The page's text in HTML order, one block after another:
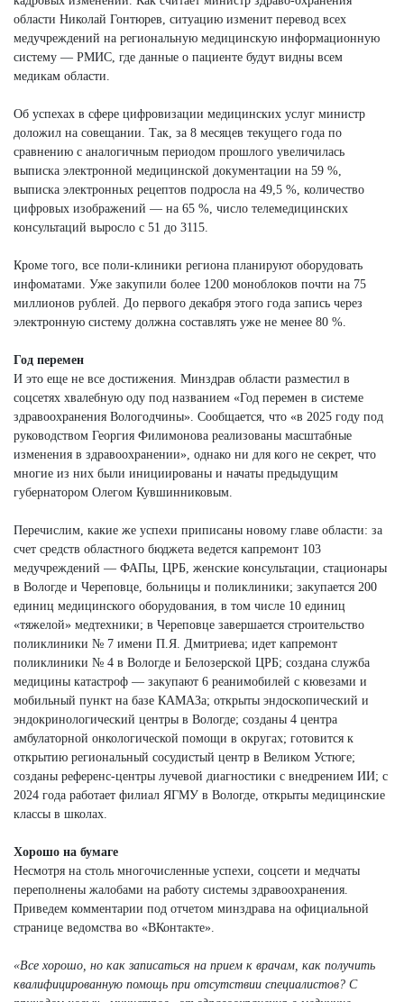
области Николай Гонтюрев, ситуацию изменит перевод всех
медучреждений на региональную медицинскую информационную
систему — РМИС, где данные о пациенте будут видны всем
медикам области.
Об успехах в сфере цифровизации медицинских услуг министр
доложил на совещании. Так, за 8 месяцев текущего года по
сравнению с аналогичным периодом прошлого увеличилась
выписка электронной медицинской документации на 59 %,
выписка электронных рецептов подросла на 49,5 %, количество
цифровых изображений — на 65 %, число телемедицинских
консультаций выросло с 51 до 3115.
Кроме того, все поли-клиники региона планируют оборудовать
инфоматами. Уже закупили более 1200 моноблоков почти на 75
миллионов рублей. До первого декабря этого года запись через
электронную систему должна составлять уже не менее 80 %.
Год перемен
И это еще не все достижения. Минздрав области разместил в
соцсетях хвалебную оду под названием «Год перемен в системе
здравоохранения Вологодчины». Сообщается, что «в 2025 году под
руководством Георгия Филимонова реализованы масштабные
изменения в здравоохранении», однако ни для кого не секрет, что
многие из них были инициированы и начаты предыдущим
губернатором Олегом Кувшинниковым.
Перечислим, какие же успехи приписаны новому главе области: за
счет средств областного бюджета ведется капремонт 103
медучреждений — ФАПы, ЦРБ, женские консультации, стационары
в Вологде и Череповце, больницы и поликлиники; закупается 200
единиц медицинского оборудования, в том числе 10 единиц
«тяжелой» медтехники; в Череповце завершается строительство
поликлиники № 7 имени П.Я. Дмитриева; идет капремонт
поликлиники № 4 в Вологде и Белозерской ЦРБ; создана служба
медицины катастроф — закупают 6 реанимобилей с кювезами и
мобильный пункт на базе КАМАЗа; открыты эндоскопический и
эндокринологический центры в Вологде; созданы 4 центра
амбулаторной онкологической помощи в округах; готовится к
открытию региональный сосудистый центр в Великом Устюге;
созданы референс-центры лучевой диагностики с внедрением ИИ; с
2024 года работает филиал ЯГМУ в Вологде, открыты медицинские
классы в школах.
Хорошо на бумаге
Несмотря на столь многочисленные успехи, соцсети и медчаты
переполнены жалобами на работу системы здравоохранения.
Приведем комментарии под отчетом минздрава на официальной
странице ведомства во «ВКонтакте».
«Все хорошо, но как записаться на прием к врачам, как получить
квалифицированную помощь при отсутствии специалистов? С